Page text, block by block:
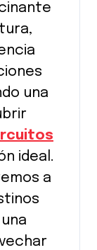
una
ideal.
a